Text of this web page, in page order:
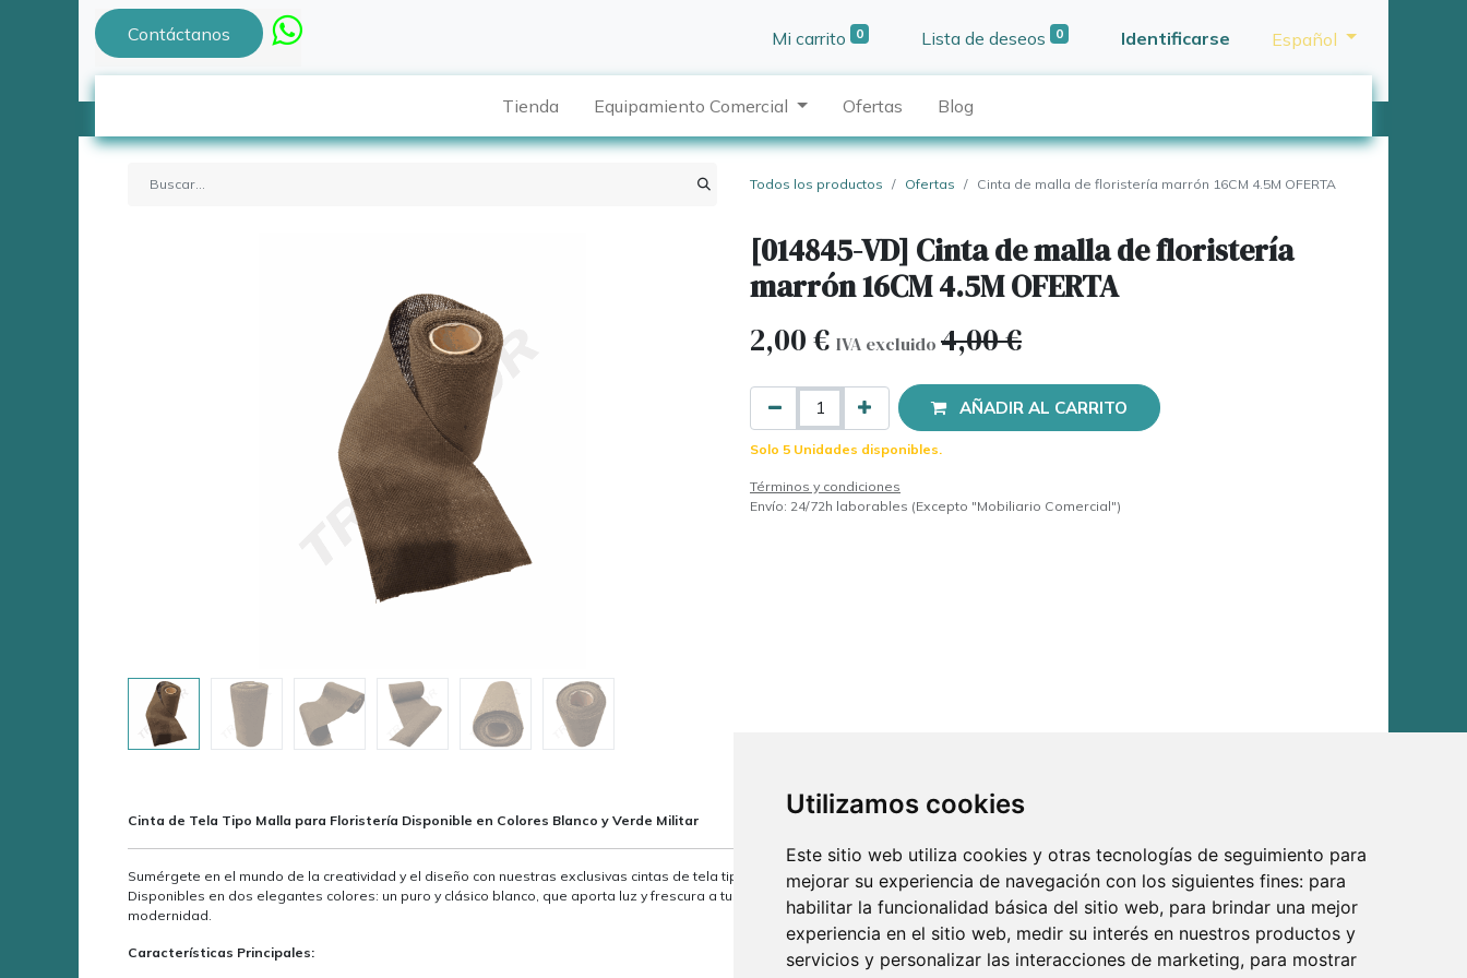
Utilizamos cookies
Este sitio web utiliza cookies y otras tecnologías de seguimiento para
mejorar su experiencia de navegación con los siguientes fines: para
habilitar la funcionalidad básica del sitio web, para brindar una mejor
experiencia en el sitio web, medir su interés en nuestros productos y
servicios y personalizar las interacciones de marketing, para mostrar
Contáctanos Mi carrito 0 Lista de deseos 0 Identificarse Español
Tienda Equipamiento Comercial Ofertas Blog
Todos los productos Ofertas Cinta de malla de floristería marrón 16CM 4.5M OFERTA
[014845-VD] Cinta de malla de floristería
marrón 16CM 4.5M OFERTA
2,00€ IVA excluido 4,00€
AÑADIR AL CARRITO
Solo 5 Unidades disponibles.
Términos y condiciones
Envío: 24/72h laborables (Excepto "Mobiliario Comercial")
Cinta de Tela Tipo Malla para Floristería Disponible en Colores Blanco y Verde Militar
Sumérgete en el mundo de la creatividad y el diseño con nuestras exclusivas cintas de tela tipo malla, ideales para dar ese toque especial a tus proyectos de floristería y decoración.
Disponibles en dos elegantes colores: un puro y clásico blanco, que aporta luz y frescura a tus creaciones; y un sofisticado verde militar, perfecto para añadir un toque de elegancia y
modernidad.
Características Principales: